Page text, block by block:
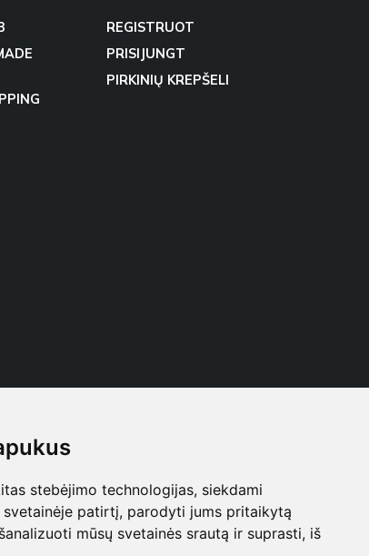
stebėjimo technologijas, siekdami
svetainėje patirtį, parodyti jums pritaikytą
mūsų svetainės srautą ir suprasti, iš
REGISTRUOT
PRISIJUNGT
PIRKINIŲ KREPŠELI